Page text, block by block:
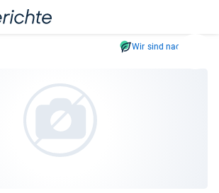
Wir sind nachhaltig